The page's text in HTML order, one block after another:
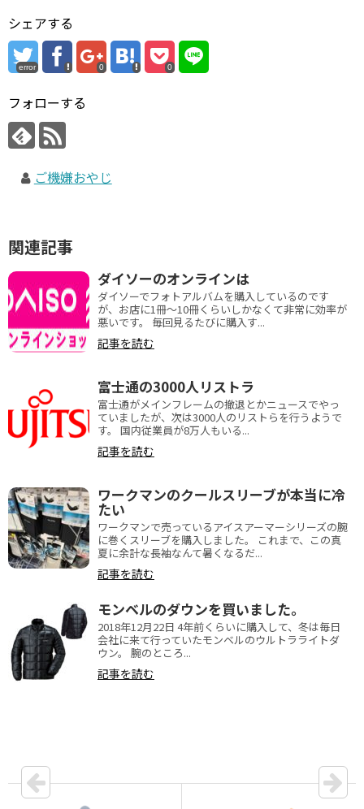
シェアする
error 0 0
フォローする
ご機嫌おやじ
関連記事
ダイソーのオンラインは
ダイソーでフォトアルバムを購入しているのです
が、お店に1冊～10冊くらいしかなくて非常に効率が
悪いです。 毎回見るたびに購入す...
記事を読む
富士通の3000人リストラ
富士通がメインフレームの撤退とかニュースでやっ
ていましたが、次は3000人のリストらを行うようで
す。 国内従業員が8万人もいる...
記事を読む
ワークマンのクールスリーブが本当に冷
たい
ワークマンで売っているアイスアーマーシリーズの腕
に巻くスリーブを購入しました。 これまで、この真
夏に余計な長袖なんて暑くなるだ...
記事を読む
モンベルのダウンを買いました。
2018年12月22日 4年前くらいに購入して、冬は毎日
会社に来て行っていたモンベルのウルトラライトダ
ウン。 腕のところ...
記事を読む